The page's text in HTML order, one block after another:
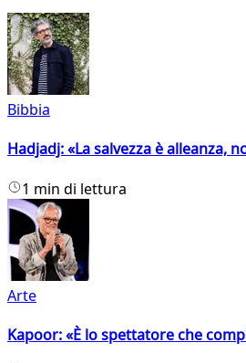
Bibbia
Hadjadj: «La salvezza è alleanza,
1 min di lettura
Arte
Kapoor: «È lo spettatore che